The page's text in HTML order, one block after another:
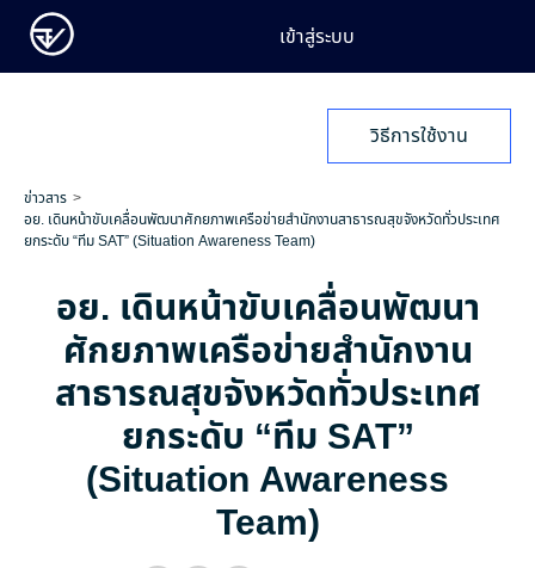
เข้าสู่ระบบ
วิธีการใช้งาน
ข่าวสาร
อย. เดินหน้าขับเคลื่อนพัฒนาศักยภาพเครือข่ายสำนักงานสาธารณสุขจังหวัดทั่วประเทศ
ยกระดับ “ทีม SAT” (Situation Awareness Team)
อย. เดินหน้าขับเคลื่อนพัฒนา
ศักยภาพเครือข่ายสำนักงาน
สาธารณสุขจังหวัดทั่วประเทศ
ยกระดับ “ทีม SAT”
(Situation Awareness
Team)